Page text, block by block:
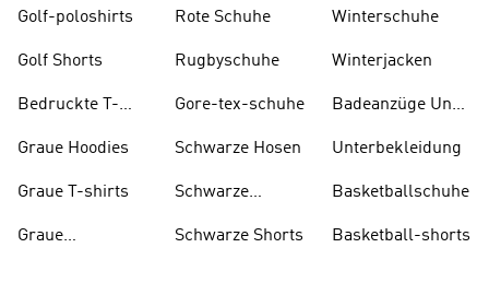
Golf-poloshirts
Golf Shorts
Bedruckte T-
Graue Hoodies
Graue T-shirts
Graue
Rote Schuhe
Rugbyschuhe
Gore-tex-schuhe
Schwarze Hosen
Schwarze
Schwarze Shorts
Winterschuhe
Winterjacken
Badeanzüge Und
Unterbekleidung
Basketballschuhe
Basketball-shorts